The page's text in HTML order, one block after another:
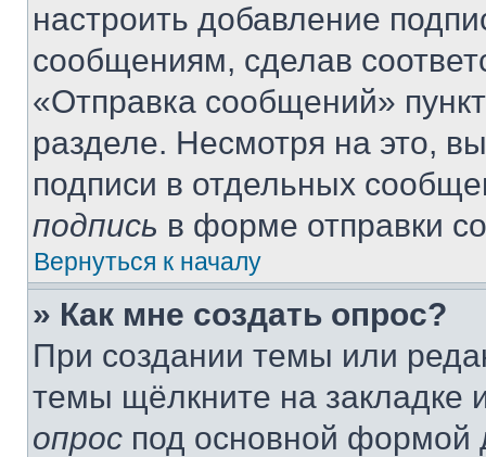
настроить добавление
сообщениям, сделав
«Отправка сообщений»
разделе. Несмотря на это,
подписи в отдельных
подпись в форме отправки
Вернуться к началу
» Как мне создать опрос?
При создании темы или
темы щёлкните на
опрос под основной формой